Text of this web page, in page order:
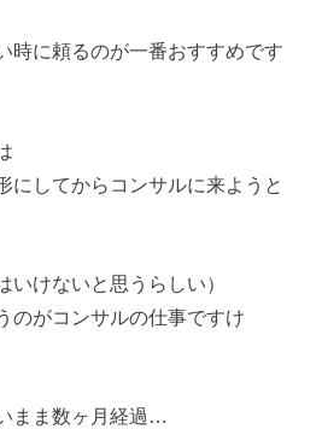
時に頼るのが一番おすすめです
にしてからコンサルに来ようと
いけないと思うらしい）
のがコンサルの仕事ですけ
まま数ヶ月経過…